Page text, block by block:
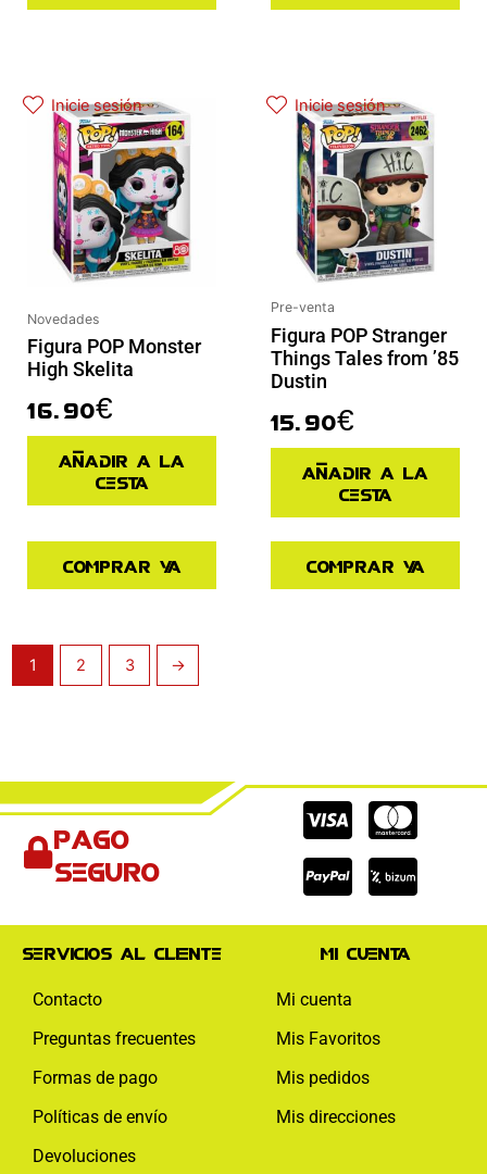
Inicie sesión
Novedades
Figura POP Monster
High Skelita
16.90€
Añadir a la
cesta
Comprar ya
Inicie sesión
Pre-venta
Figura POP Stranger
Things Tales from ’85
Dustin
15.90€
Añadir a la
cesta
Comprar ya
1 2 3 →
Pago
seguro
Cc-
visa
Cc-
Cc-
paypal
Servicios al cliente
Contacto
Preguntas frecuentes
Formas de pago
Políticas de envío
Devoluciones
Mi cuenta
Mi cuenta
Mis Favoritos
Mis pedidos
Mis direcciones